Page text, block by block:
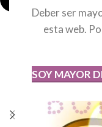
Deber ser
esta web.
SOY MAYOR